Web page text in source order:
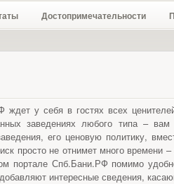
Достопримечательности
у себя в гостях всех
заведениях любого типа – вам
его ценовую политику,
просто не отнимет много времени
портале Спб.Бани.РФ помимо
интересные сведения,